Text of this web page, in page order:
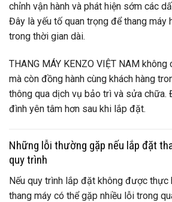
chỉnh vận hành và phát hiện sớm các
Đây là yếu tố quan trọng để thang máy
trong thời gian dài.
THANG MÁY KENZO VIỆT NAM
mà còn đồng hành cùng khách hàng
thông qua dịch vụ bảo trì và sửa chữa.
đình yên tâm hơn sau khi lắp đặt.
Những lỗi thường gặp nếu lắp đặt
quy trình
Nếu quy trình lắp đặt không được thực
thang máy có thể gặp nhiều lỗi trong